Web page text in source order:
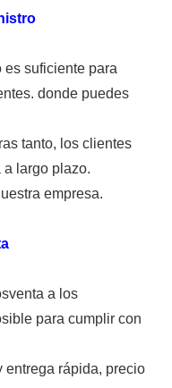
es suficiente para
donde puedes
tanto, los clientes
largo plazo.
empresa.
a los
para cumplir con
entrega rápida, precio